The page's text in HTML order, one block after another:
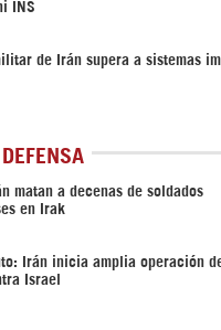
INS
de Irán supera a sistemas
matan a decenas de soldados
en Irak
Irán inicia amplia operación
Israel